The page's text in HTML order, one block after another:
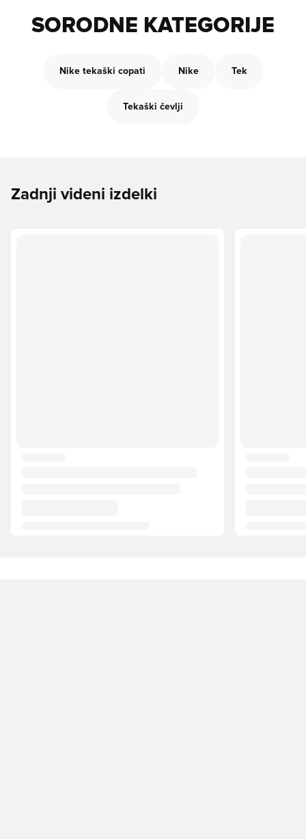
SORODNE KATEGORIJE
Nike tekaški copati Nike Tek
Tekaški čevlji
Zadnji videni izdelki